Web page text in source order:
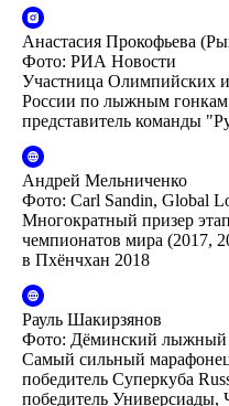
Анастасия Прокофьева
Фото: РИА Новости
Участница Олимпийских
России по лыжным
представитель команды
Андрей Мельниченко
Фото: Carl Sandin, Global
Многократный призер
чемпионатов мира (2017,
в Пхёнчхан 2018
Рауль Шакирзянов
Фото: Дёминский лыжный
Самый сильный
победитель Суперкуба
победитель